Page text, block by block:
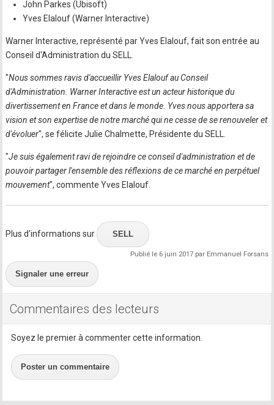
John Parkes (Ubisoft)
Yves Elalouf (Warner Interactive)
Warner Interactive, représenté par Yves Elalouf, fait son entrée au
Conseil d'Administration du SELL.
"Nous sommes ravis d'accueillir Yves Elalouf au Conseil
d'Administration. Warner Interactive est un acteur historique du
divertissement en France et dans le monde. Yves nous apportera sa
vision et son expertise de notre marché qui ne cesse de se renouveler et
d'évoluer", se félicite Julie Chalmette, Présidente du SELL.
"Je suis également ravi de rejoindre ce conseil d'administration et de
pouvoir partager l'ensemble des réflexions de ce marché en perpétuel
mouvement", commente Yves Elalouf.
Plus d'informations sur SELL
Publié le 6 juin 2017 par Emmanuel Forsans
Signaler une erreur
Commentaires des lecteurs
Soyez le premier à commenter cette information.
Poster un commentaire